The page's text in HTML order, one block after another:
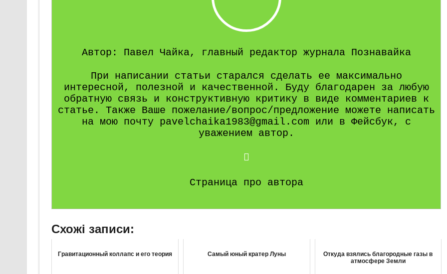
Автор: Павел Чайка, главный редактор журнала Познавайка
При написании статьи старался сделать ее максимально
интересной, полезной и качественной. Буду благодарен за любую
обратную связь и конструктивную критику в виде комментариев к
статье. Также Ваше пожелание/вопрос/предложение можете написать
на мою почту pavelchaika1983@gmail.com или в Фейсбук, с
уважением автор.
Страница про автора
Схожі записи:
Гравитационный коллапс и его теория Самый юный кратер Луны
Откуда взялись благородные газы в
атмосфере Земли